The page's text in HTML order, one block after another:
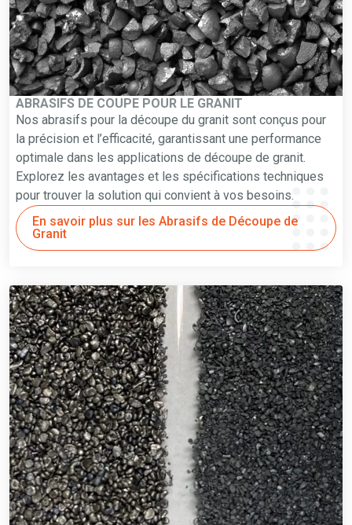
ABRASIFS DE COUPE POUR LE GRANIT
Nos abrasifs pour la découpe du granit sont conçus pour
la précision et l’efficacité, garantissant une performance
optimale dans les applications de découpe de granit.
Explorez les avantages et les spécifications techniques
pour trouver la solution qui convient à vos besoins.
En savoir plus sur les Abrasifs de Découpe de
Granit